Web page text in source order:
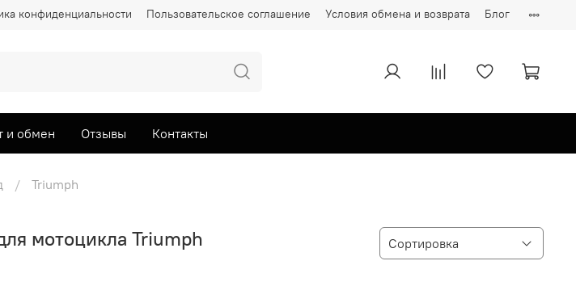
конфиденциальности Пользовательское соглашение Условия обмена и возврата Блог
и обмен Отзывы Контакты
Triumph
мотоцикла Triumph